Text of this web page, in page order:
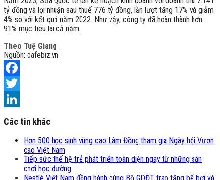
tỷ đồng và lợi nhuận sau thuế 776 tỷ đồng, lần lượt tăng 17% và giảm
4% so với kết quả năm 2022. Như vậy, công ty đã hoàn thành hơn
91% mục tiêu lãi cả năm.
Theo Tuệ Giang
Nguồn: cafebiz.vn
Facebook
Twitter
Các tin khác
Hơn 500 học sinh vùng cao Lâm Đồng tham gia Ngày hội Vươn
cao Việt Nam
Tiếp sức thế hệ trẻ phát triển toàn diện ngay từ những sân
chơi học đường
Nestlé Việt Nam đồng hành cùng Bộ GDĐT trao tặng bể bơi và